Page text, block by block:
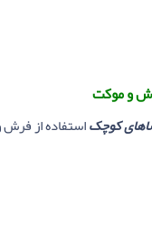
کوچکاستفاده از